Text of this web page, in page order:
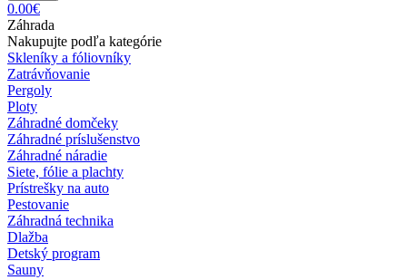
0.00€
Záhrada
Nakupujte podľa kategórie
Skleníky a fóliovníky
Zatrávňovanie
Pergoly
Ploty
Záhradné domčeky
Záhradné príslušenstvo
Záhradné náradie
Siete, fólie a plachty
Prístrešky na auto
Pestovanie
Záhradná technika
Dlažba
Detský program
Sauny